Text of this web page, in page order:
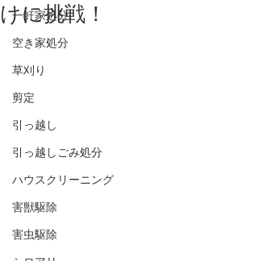
一軒家処分
空き家処分
草刈り
剪定
引っ越し
引っ越しごみ処分
ハウスクリーニング
害獣駆除
害虫駆除
けに挑戦！